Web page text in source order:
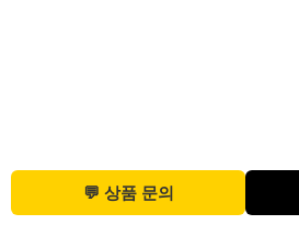
💬 상품 문의